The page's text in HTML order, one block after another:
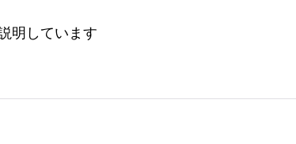
明しています